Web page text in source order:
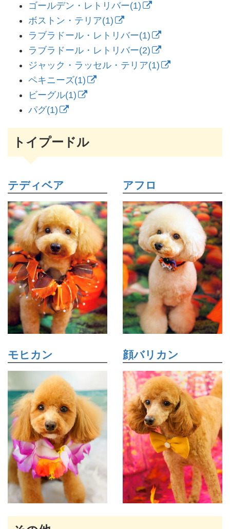
ゴールデン・レトリバー(1)
ボストン・テリア(1)
ラブラドール・レトリバー(1)
ラブラドール・レトリバー(2)
ジャック・ラッセル・テリア(1)
ペキニーズ(1)
ビーグル(1)
パグ(1)
トイプードル
テディベア アフロ
モヒカン 顔バリカン